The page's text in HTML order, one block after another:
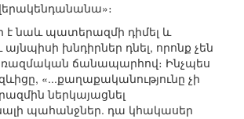
է նաև պատերազմի դիմել և
խնդիրներ դնել, որոնք չեն
ռազմական ճանապարհով։ Ինչպես
«...քաղաքականությունը չի
ներկայացնել
պահանջներ. դա կհակասեր